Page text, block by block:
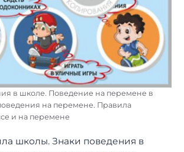
в школе. Поведение на перемене в
на перемене. Правила
и на перемене